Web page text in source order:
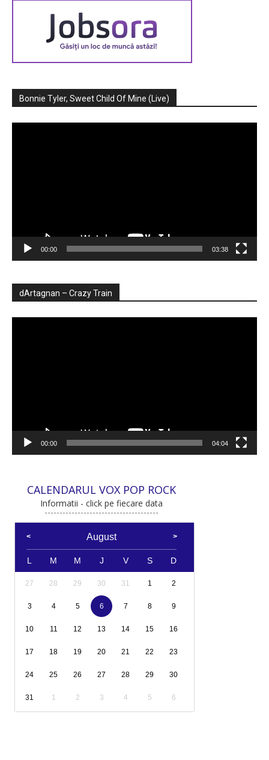
Bonnie Tyler, Sweet Child Of Mine (Live)
00:00 03:38
dArtagnan – Crazy Train
00:00 04:04
CALENDARUL VOX POP ROCK
Informatii - click pe fiecare data
August
L M M J V S D
27 28 29 30 31 1 2
3 4 5 6 7 8 9
10 11 12 13 14 15 16
17 18 19 20 21 22 23
24 25 26 27 28 29 30
31 1 2 3 4 5 6